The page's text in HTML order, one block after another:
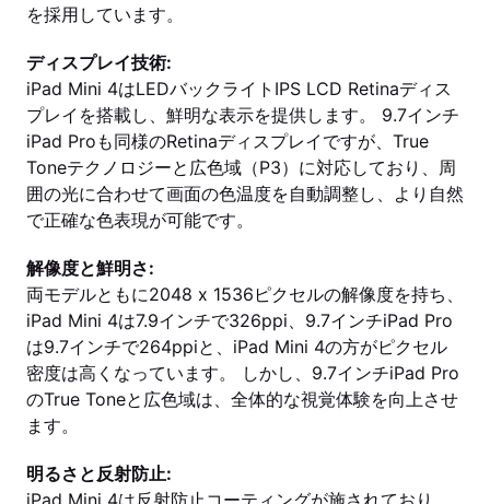
を採用しています。
ディスプレイ技術:
iPad Mini 4はLEDバックライトIPS LCD Retinaディス
プレイを搭載し、鮮明な表示を提供します。 9.7インチ
iPad Proも同様のRetinaディスプレイですが、True
Toneテクノロジーと広色域（P3）に対応しており、周
囲の光に合わせて画面の色温度を自動調整し、より自然
で正確な色表現が可能です。
解像度と鮮明さ:
両モデルともに2048 x 1536ピクセルの解像度を持ち、
iPad Mini 4は7.9インチで326ppi、9.7インチiPad Pro
は9.7インチで264ppiと、iPad Mini 4の方がピクセル
密度は高くなっています。 しかし、9.7インチiPad Pro
のTrue Toneと広色域は、全体的な視覚体験を向上させ
ます。
明るさと反射防止:
iPad Mini 4は反射防止コーティングが施されており、